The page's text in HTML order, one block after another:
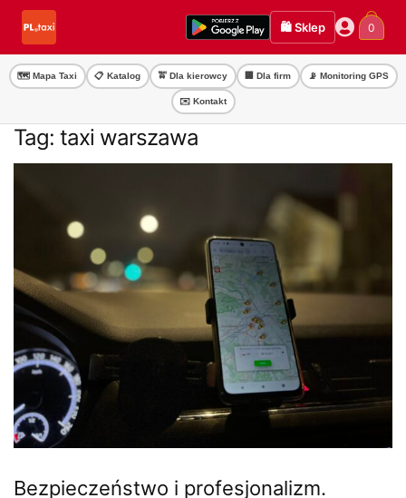
Przejdź
nawigacji
Przejdź
treści
🛍️ Sklep 0
🗺️ Mapa Taxi 📋 Katalog 🚖 Dla kierowcy 🏢 Dla firm 📡 Monitoring GPS
✉️ Kontakt
Tag: taxi warszawa
Bezpieczeństwo i profesjonalizm.